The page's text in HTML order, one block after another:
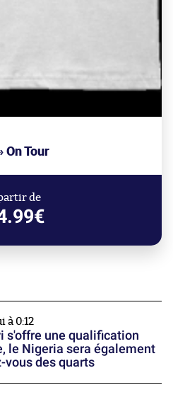
On Tour
de
à 0:12
s'offre une qualification
le Nigeria sera également
vous des quarts